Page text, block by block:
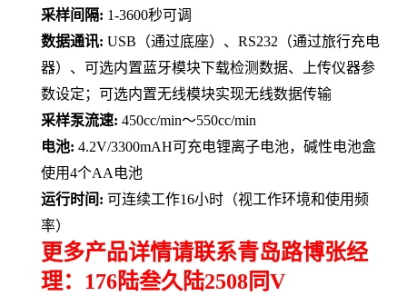
采样间隔: 1-3600秒可调
数据通讯: USB （通过底座）、 RS232 （通过旅行充电
器）、可选内置蓝牙模块下载检测数据、上传仪器参
数设定；可选内置无线模块实现无线数据传输
采样泵流速: 450cc/min～550cc/min
电池: 4.2V/3300mAH可充电锂离子电池，碱性电池盒
使用4个AA 电池
运行时间 : 可连续工作16小时（视工作环境和使用频
率）
更多产品详情请联系青岛路博张经
理：176陆叁久陆2508同V